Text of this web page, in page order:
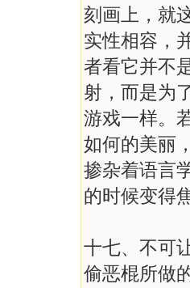
刻画上，就
实性相容，
者看它并不
射，而是为
游戏一样。
如何的美丽
掺杂着语言
的时候变得
十七、不可
偷恶棍所做